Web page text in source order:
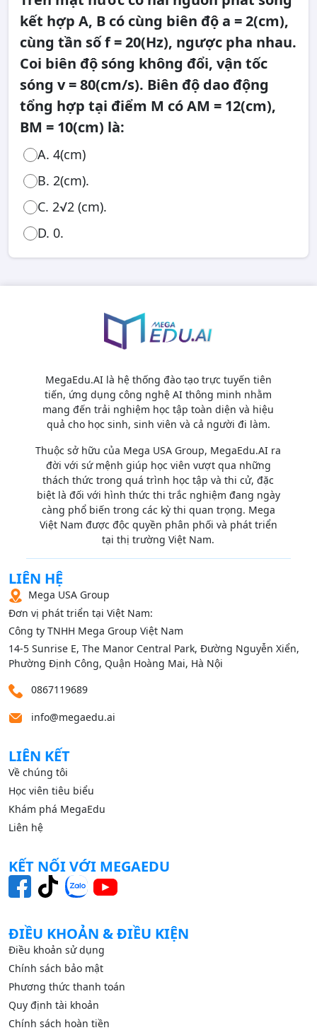
kết hợp A, B có cùng biên độ a = 2(cm),
cùng tần số f = 20(Hz), ngược pha nhau.
Coi biên độ sóng không đổi, vận tốc
sóng v = 80(cm/s). Biên độ dao động
tổng hợp tại điểm M có AM = 12(cm),
BM = 10(cm) là:
A. 4(cm)
B. 2(cm).
C. 2√2 (cm).
D. 0.
MegaEdu.AI là hệ thống đào tạo trực tuyến tiên
tiến, ứng dụng công nghệ AI thông minh nhằm
mang đến trải nghiệm học tập toàn diện và hiệu
quả cho học sinh, sinh viên và cả người đi làm.
Thuộc sở hữu của Mega USA Group, MegaEdu.AI ra
đời với sứ mệnh giúp học viên vượt qua những
thách thức trong quá trình học tập và thi cử, đặc
biệt là đối với hình thức thi trắc nghiệm đang ngày
càng phổ biến trong các kỳ thi quan trọng. Mega
Việt Nam được độc quyền phân phối và phát triển
tại thị trường Việt Nam.
LIÊN HỆ
Mega USA Group
Đơn vị phát triển tại Việt Nam:
Công ty TNHH Mega Group Việt Nam
14‑5 Sunrise E, The Manor Central Park, Đường Nguyễn Xiển,
Phường Định Công, Quận Hoàng Mai, Hà Nội
0867119689
info@megaedu.ai
LIÊN KẾT
Về chúng tôi
Học viên tiêu biểu
Khám phá MegaEdu
Liên hệ
KẾT NỐI VỚI MEGAEDU
ĐIỀU KHOẢN & ĐIỀU KIỆN
Điều khoản sử dụng
Chính sách bảo mật
Phương thức thanh toán
Quy định tài khoản
Chính sách hoàn tiền